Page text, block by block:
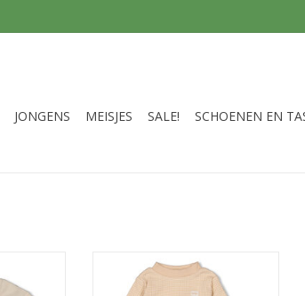
JONGENS MEISJES SALE! SCHOENEN EN
Offwhite
Feetje Feetje Wafel Pyjama Zand
TOEVOEGEN AAN WINKELWAGEN